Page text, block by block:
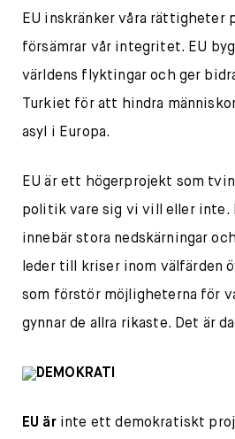
EU inskränker våra rättigheter
försämrar vår integritet. EU
världens flyktingar och ger
Turkiet för att hindra
asyl i Europa.
EU är ett högerprojekt som
politik vare sig vi vill eller inte.
innebär stora nedskärningar
leder till kriser inom välfärden
som förstör möjligheterna för
gynnar de allra rikaste. Det är
DEMOKRATI
EU ärinte ett demokratiskt